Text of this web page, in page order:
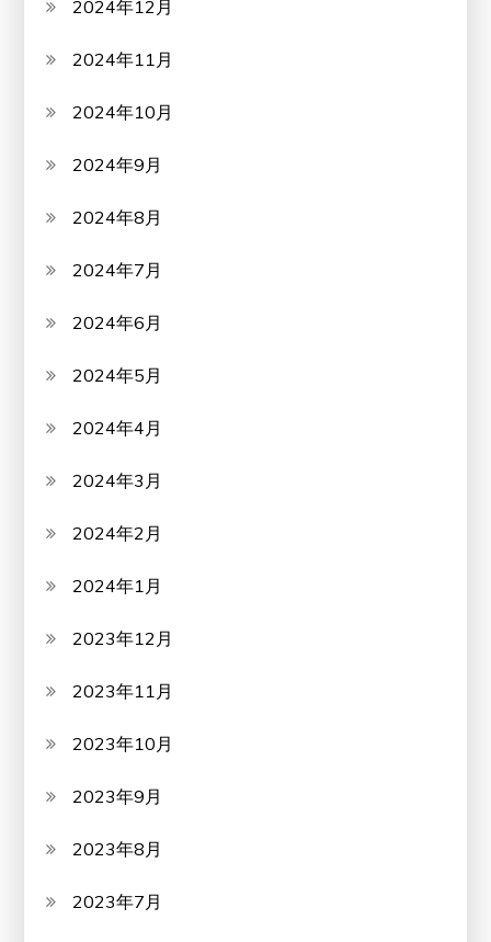
2024年12月
2024年11月
2024年10月
2024年9月
2024年8月
2024年7月
2024年6月
2024年5月
2024年4月
2024年3月
2024年2月
2024年1月
2023年12月
2023年11月
2023年10月
2023年9月
2023年8月
2023年7月